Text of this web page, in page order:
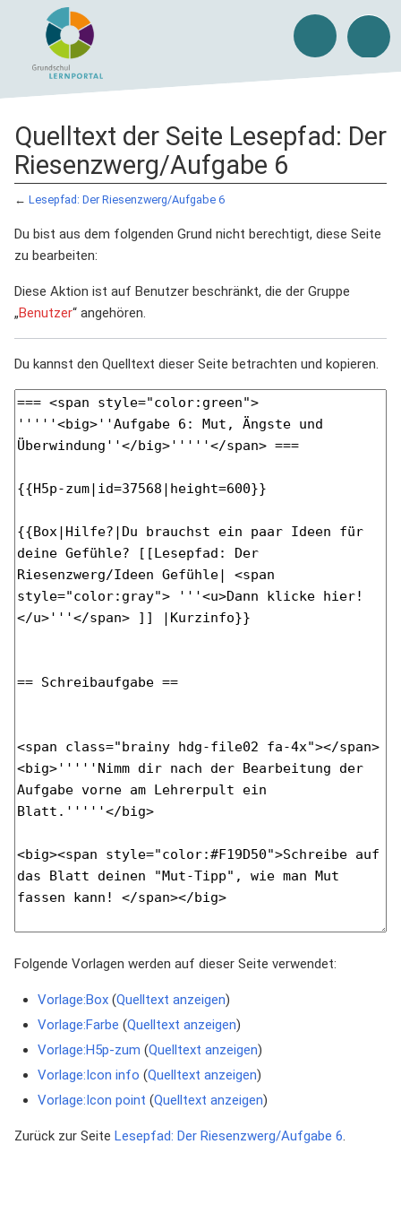
Quelltext der Seite Lesepfad: Der
Riesenzwerg/Aufgabe 6
← Lesepfad: Der Riesenzwerg/Aufgabe 6
Du bist aus dem folgenden Grund nicht berechtigt, diese Seite
zu bearbeiten:
Diese Aktion ist auf Benutzer beschränkt, die der Gruppe
„Benutzer“ angehören.
Du kannst den Quelltext dieser Seite betrachten und kopieren.
Folgende Vorlagen werden auf dieser Seite verwendet:
Vorlage:Box(Quelltext anzeigen)
Vorlage:Farbe (Quelltext anzeigen)
Vorlage:H5p-zum (Quelltext anzeigen)
Vorlage:Icon info (Quelltext anzeigen)
Vorlage:Icon point (Quelltext anzeigen)
Zurück zur Seite Lesepfad: Der Riesenzwerg/Aufgabe 6.